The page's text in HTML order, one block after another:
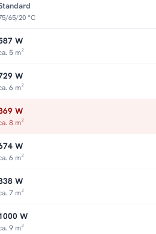
65/20 °C
W
5 m²
W
6 m²
W
8 m²
W
6 m²
W
7 m²
W
9 m²